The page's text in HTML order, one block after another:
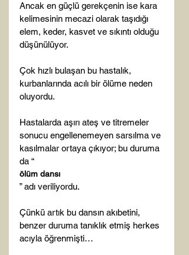
Ancak en güçlü gerekçenin ise kara
kelimesinin mecazi olarak taşıdığı
elem, keder, kasvet ve sıkıntı olduğu
düşünülüyor.
Çok hızlı bulaşan bu hastalık,
kurbanlarında acılı bir ölüme neden
oluyordu.
Hastalarda aşırı ateş ve titremeler
sonucu engellenemeyen sarsılma ve
kasılmalar ortaya çıkıyor; bu duruma
da “
ölüm dansı
” adı veriliyordu.
Çünkü artık bu dansın akıbetini,
benzer duruma tanıklık etmiş herkes
acıyla öğrenmişti…